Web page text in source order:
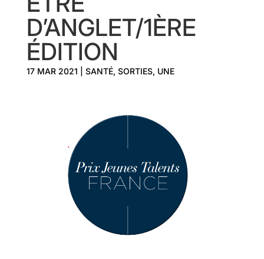
D’ANGLET/1ÈRE
ÉDITION
17 MAR 2021 SANTÉ, SORTIES, UNE